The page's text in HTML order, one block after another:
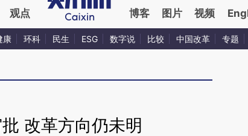
观点 博客 图片 视频
康 环科 民生 ESG 数字说 比较 中国改革 专题
改革方向仍未明